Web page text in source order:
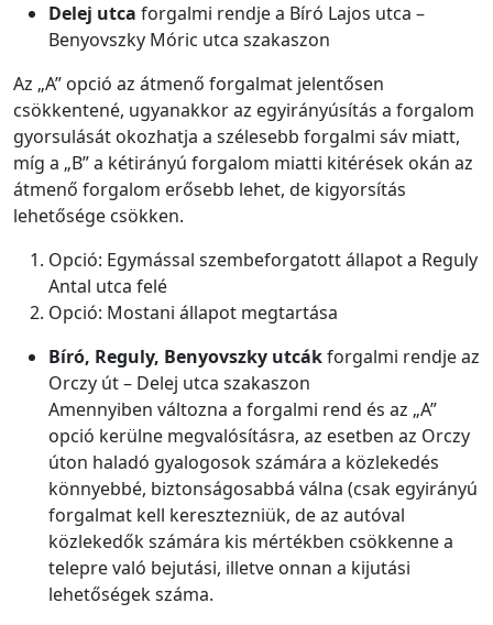
Delej utca forgalmi rendje a Bíró Lajos utca –
Benyovszky Móric utca szakaszon
Az „A” opció az átmenő forgalmat jelentősen
csökkentené, ugyanakkor az egyirányúsítás a forgalom
gyorsulását okozhatja a szélesebb forgalmi sáv miatt,
míg a „B” a kétirányú forgalom miatti kitérések okán az
átmenő forgalom erősebb lehet, de kigyorsítás
lehetősége csökken.
Opció: Egymással szembeforgatott állapot a Reguly
Antal utca felé
Opció: Mostani állapot megtartása
Bíró, Reguly, Benyovszky utcákforgalmi rendje az
Orczy út – Delej utca szakaszon
Amennyiben változna a forgalmi rend és az „A”
opció kerülne megvalósításra, az esetben az Orczy
úton haladó gyalogosok számára a közlekedés
könnyebbé, biztonságosabbá válna (csak egyirányú
forgalmat kell keresztezniük, de az autóval
közlekedők számára kis mértékben csökkenne a
telepre való bejutási, illetve onnan a kijutási
lehetőségek száma.